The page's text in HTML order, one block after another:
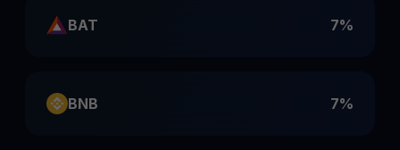
BAT 7%
BNB 7%